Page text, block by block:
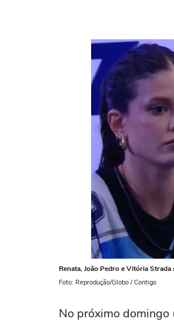
Renata, João Pedro e Vitória
Foto: Reprodução/Globo / Contigo
No próximo